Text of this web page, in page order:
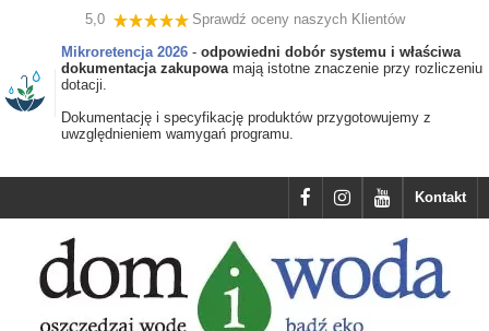
5,0
Sprawdź oceny naszych Klientów
Mikroretencja 2026 - odpowiedni dobór systemu i właściwa
dokumentacja zakupowamają istotne znaczenie przy rozliczeniu
dotacji.
Dokumentację i specyfikację produktów przygotowujemy z
uwzględnieniem wamygań programu.
Kontakt